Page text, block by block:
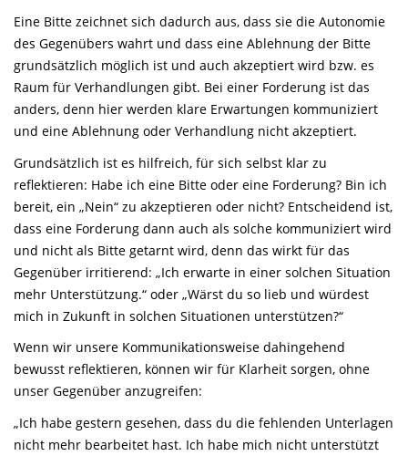
Eine Bitte zeichnet sich dadurch aus, dass sie die Autonomie
des Gegenübers wahrt und dass eine Ablehnung der Bitte
grundsätzlich möglich ist und auch akzeptiert wird bzw. es
Raum für Verhandlungen gibt. Bei einer Forderung ist das
anders, denn hier werden klare Erwartungen kommuniziert
und eine Ablehnung oder Verhandlung nicht akzeptiert.
Grundsätzlich ist es hilfreich, für sich selbst klar zu
reflektieren: Habe ich eine Bitte oder eine Forderung? Bin ich
bereit, ein „Nein“ zu akzeptieren oder nicht? Entscheidend ist,
dass eine Forderung dann auch als solche kommuniziert wird
und nicht als Bitte getarnt wird, denn das wirkt für das
Gegenüber irritierend: „Ich erwarte in einer solchen Situation
mehr Unterstützung.“ oder „Wärst du so lieb und würdest
mich in Zukunft in solchen Situationen unterstützen?“
Wenn wir unsere Kommunikationsweise dahingehend
bewusst reflektieren, können wir für Klarheit sorgen, ohne
unser Gegenüber anzugreifen:
„Ich habe gestern gesehen, dass du die fehlenden Unterlagen
nicht mehr bearbeitet hast. Ich habe mich nicht unterstützt